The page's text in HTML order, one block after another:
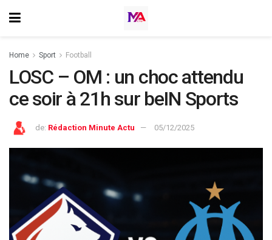
Home Sport Football
LOSC – OM : un choc attendu
ce soir à 21h sur beIN Sports
de: Rédaction Minute Actu 05/12/2025